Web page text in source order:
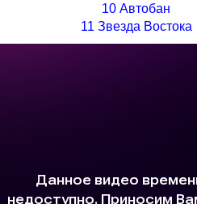
10 Автобан
11 Звезда Востока